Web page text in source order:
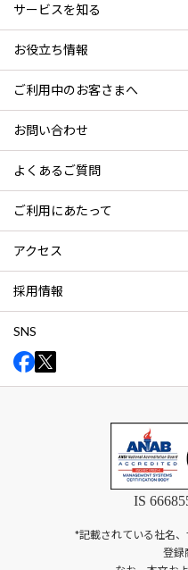
サービスを知る
お役立ち情報
ご利用中のお客さまへ
お問い合わせ
よくあるご質問
ご利用にあたって
アクセス
採用情報
SNS
IS
*記載されている社名
登録